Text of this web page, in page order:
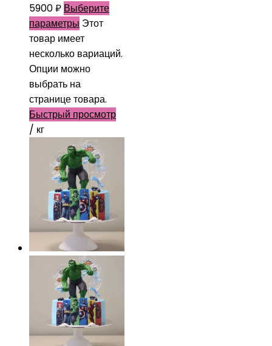
5900₽ Выберите
параметры Этот
товар имеет
несколько вариаций.
Опции можно
выбрать на
странице товара.
Быстрый просмотр
/ кг